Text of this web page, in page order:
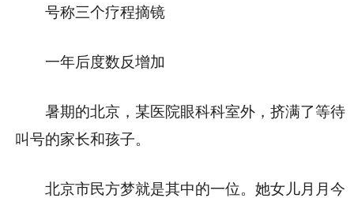
号称三个疗程摘镜
一年后度数反增加
暑期的北京，某医院眼科科室外，挤满了等待
叫号的家长和孩子。
北京市民方梦就是其中的一位。她女儿月月今